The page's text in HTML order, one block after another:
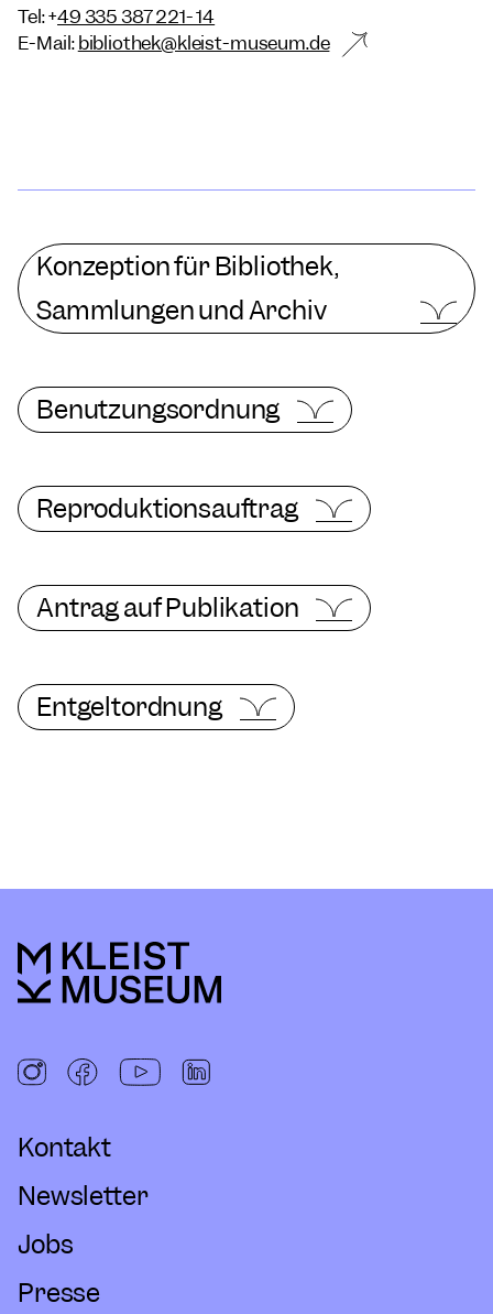
Tel: +49 335 387 221- 14
E-Mail:bibliothek@kleist-museum.de
Konzeption für Bibliothek,
Sammlungen und Archiv
Benutzungsordnung
Reproduktionsauftrag
Antrag auf Publikation
Entgeltordnung
Kontakt
Newsletter
Jobs
Presse